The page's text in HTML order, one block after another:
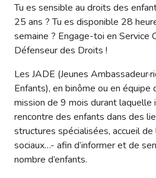
Tu es sensible au droits des
25 ans ? Tu es disponible 28
semaine ? Engage-toi en Service
Défenseur des Droits !
Les JADE (Jeunes
Enfants), en binôme ou en équipe
mission de 9 mois durant laquelle
rencontre des enfants dans des
structures spécialisées, accueil
sociaux…- afin d’informer et de
nombre d’enfants.